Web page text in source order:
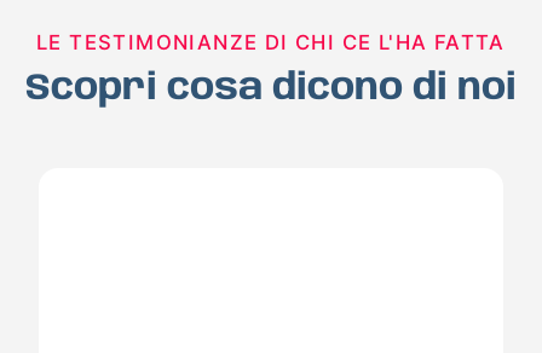
LE TESTIMONIANZE DI CHI CE L'HA FATTA
Scopri cosa dicono di noi